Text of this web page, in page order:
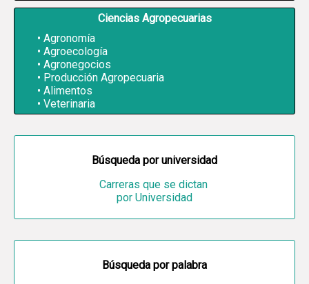
Ciencias Agropecuarias
Agronomía
Agroecología
Agronegocios
Producción Agropecuaria
Alimentos
Veterinaria
Búsqueda por universidad
Carreras que se dictan
por Universidad
Búsqueda por palabra